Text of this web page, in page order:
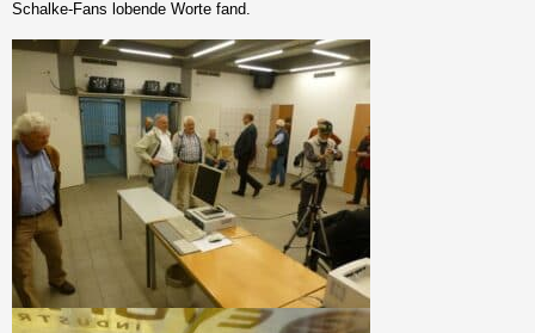
Schalke-Fans lobende Worte fand.